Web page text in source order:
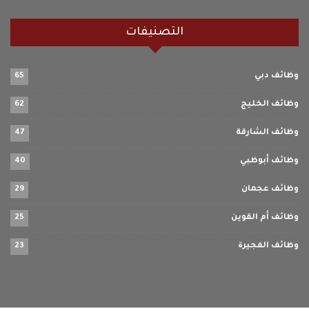
التصنيفات
وظائف دبي 65
وظائف الخليج 62
وظائف الشارقة 47
وظائف أبوظبي 40
وظائف عجمان 29
وظائف أم القوين 25
وظائف الفجيرة 23